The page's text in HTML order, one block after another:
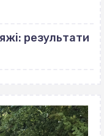
результати